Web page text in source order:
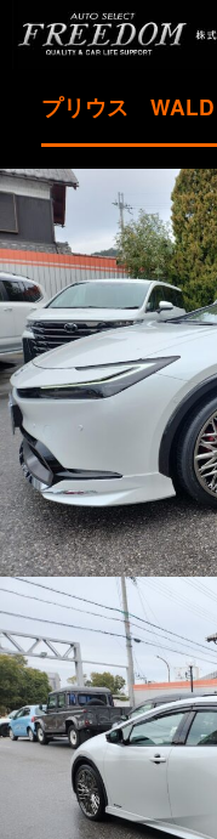
プリウス